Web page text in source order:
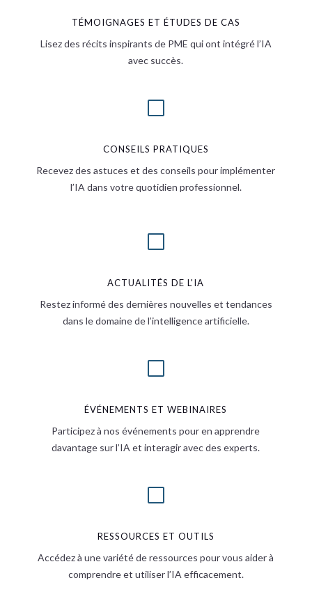
TÉMOIGNAGES ET ÉTUDES DE CAS
Lisez des récits inspirants de PME qui ont intégré l’IA
avec succès.
V
CONSEILS PRATIQUES
Recevez des astuces et des conseils pour implémenter
l’IA dans votre quotidien professionnel.
V
ACTUALITÉS DE L'IA
Restez informé des dernières nouvelles et tendances
dans le domaine de l’intelligence artificielle.
V
ÉVÉNEMENTS ET WEBINAIRES
Participez à nos événements pour en apprendre
davantage sur l’IA et interagir avec des experts.
V
RESSOURCES ET OUTILS
Accédez à une variété de ressources pour vous aider à
comprendre et utiliser l’IA efficacement.